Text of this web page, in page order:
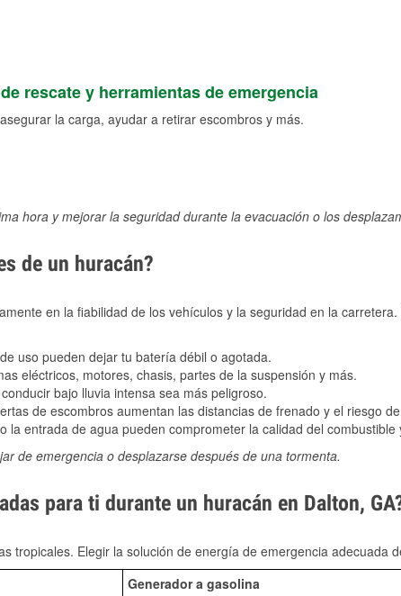
rescate y herramientas de emergencia
la carga, ayudar a retirar escombros y más.
hora y mejorar la seguridad durante la evacuación o los
de un huracán?
en la fiabilidad de los vehículos y la seguridad en la
uso pueden dejar tu batería débil o agotada.
eléctricos, motores, chasis, partes de la suspensión y más.
bajo lluvia intensa sea más peligroso.
de escombros aumentan las distancias de frenado y el riesgo
entrada de agua pueden comprometer la calidad del combustible
de emergencia o desplazarse después de una tormenta.
para ti durante un huracán en Dalton,
tropicales. Elegir la solución de energía de emergencia adecuada
Generador a gasolina